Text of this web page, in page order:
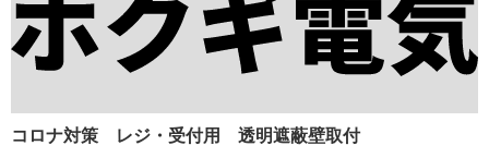
コロナ対策 レジ・受付用 透明遮蔽壁取付